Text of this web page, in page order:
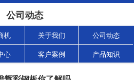
公司动态
机 关于我们 公司动态
心 客户案例 产品知识